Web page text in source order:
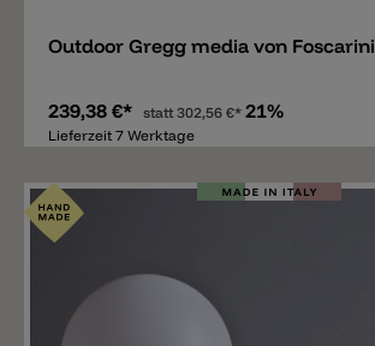
Outdoor Gregg media von Foscarini
239,38 €* statt302,56 €* 21%
Lieferzeit 7 Werktage